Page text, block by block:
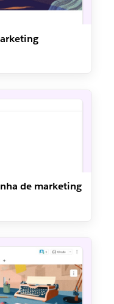
de marketing